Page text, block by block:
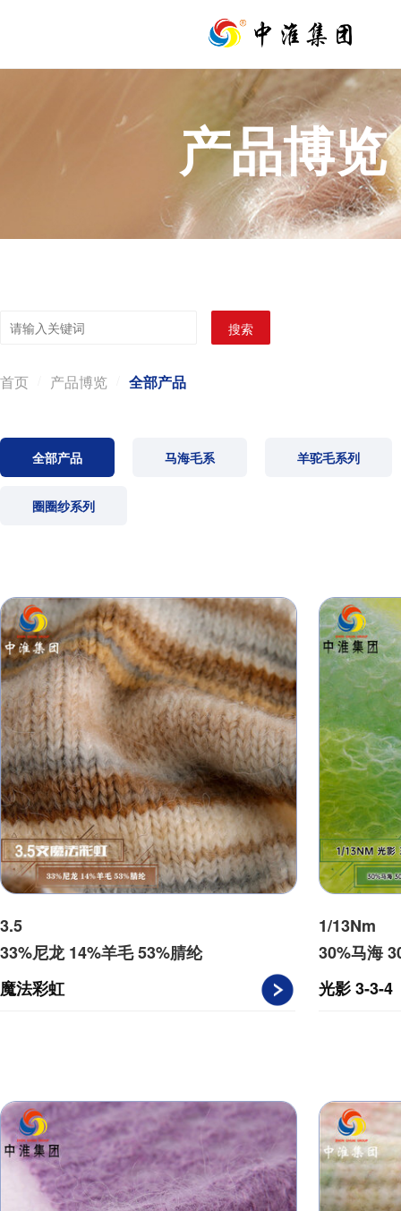
产品博览
搜索
首页 产品博览 全部产品
全部产品 马海毛系 羊驼毛系列
圈圈纱系列
3.5
33%尼龙 14%羊毛 53%腈纶
魔法彩虹
1/13Nm
30%马海
光影 3-3-4